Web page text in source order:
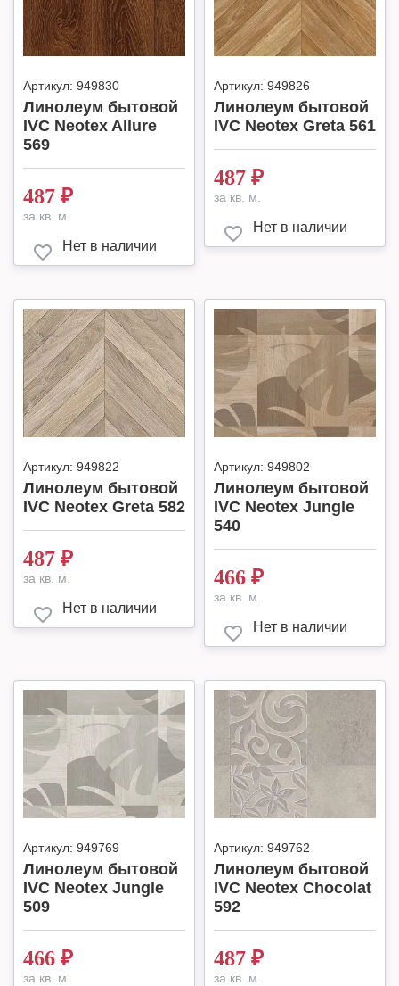
Артикул: 949830
Линолеум бытовой
IVC Neotex Allure
569
487 ₽
за кв. м.
Нет в наличии
Артикул: 949826
Линолеум бытовой
IVC Neotex Greta 561
487 ₽
за кв. м.
Нет в наличии
Артикул: 949822
Линолеум бытовой
IVC Neotex Greta 582
487 ₽
за кв. м.
Нет в наличии
Артикул: 949802
Линолеум бытовой
IVC Neotex Jungle
540
466 ₽
за кв. м.
Нет в наличии
Артикул: 949769
Линолеум бытовой
IVC Neotex Jungle
509
466 ₽
за кв. м.
Артикул: 949762
Линолеум бытовой
IVC Neotex Chocolat
592
487 ₽
за кв. м.